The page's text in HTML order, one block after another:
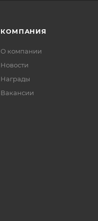
КОМПАНИЯ
О компании
Новости
Награды
Вакансии